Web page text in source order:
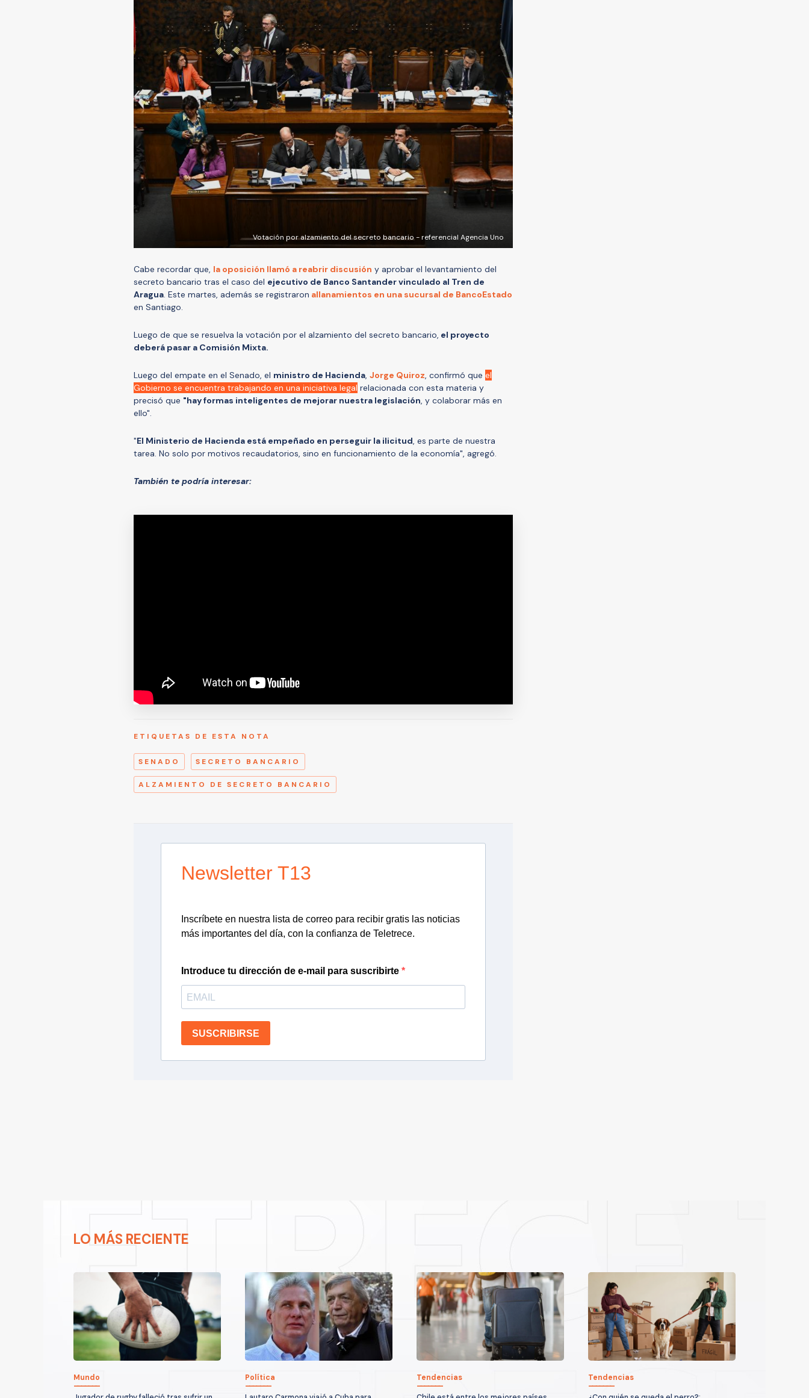
Votación por alzamiento del secreto bancario - referencial Agencia Uno
Cabe recordar que, la oposición llamó a reabrir discusión y aprobar el levantamiento del
secreto bancario tras el caso del ejecutivo de Banco Santander vinculado al Tren de
Aragua. Este martes, además se registraron allanamientos en una sucursal de BancoEstado
en Santiago.
Luego de que se resuelva la votación por el alzamiento del secreto bancario, el proyecto
deberá pasar a Comisión Mixta.
Luego del empate en el Senado, el ministro de Hacienda, Jorge Quiroz, confirmó que el
Gobierno se encuentra trabajando en una iniciativa legal relacionada con esta materia y
precisó que "hay formas inteligentes de mejorar nuestra legislación, y colaborar más en
ello".
"El Ministerio de Hacienda está empeñado en perseguir la ilicitud, es parte de nuestra
tarea. No solo por motivos recaudatorios, sino en funcionamiento de la economía", agregó.
También te podría interesar:
ETIQUETAS DE ESTA NOTA
SENADO SECRETO BANCARIO
ALZAMIENTO DE SECRETO BANCARIO
Newsletter T13
Inscríbete en nuestra lista de correo para recibir gratis las noticias
más importantes del día, con la confianza de Teletrece.
Introduce tu dirección de e-mail para suscribirte
SUSCRIBIRSE
LO MÁS RECIENTE
Mundo Política Tendencias Tendencias